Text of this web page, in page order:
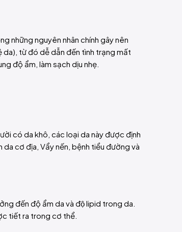
những nguyên nhân chính gây nên
từ đó dễ dẫn đến tình trạng mất
độ ẩm, làm sạch dịu nhẹ.
có da khô, các loại da này được định
cơ địa, Vẩy nến, bệnh tiểu đường và
đến độ ẩm da và độ lipid trong da.
tiết ra trong cơ thể.